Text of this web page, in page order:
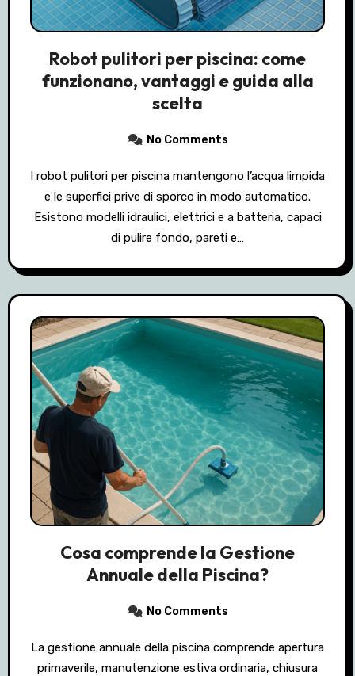
Robot pulitori per piscina: come
funzionano, vantaggi e guida alla
scelta
No Comments
I robot pulitori per piscina mantengono l’acqua limpida
e le superfici prive di sporco in modo automatico.
Esistono modelli idraulici, elettrici e a batteria, capaci
di pulire fondo, pareti e…
Cosa comprende la Gestione
Annuale della Piscina?
No Comments
La gestione annuale della piscina comprende apertura
primaverile, manutenzione estiva ordinaria, chiusura